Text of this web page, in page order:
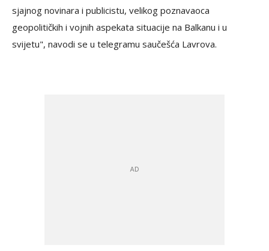
sjajnog novinara i publicistu, velikog poznavaoca
geopolitičkih i vojnih aspekata situacije na Balkanu i u
svijetu", navodi se u telegramu saučešća Lavrova.